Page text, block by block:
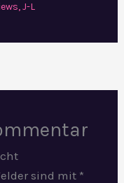
,J-L
sind mit *